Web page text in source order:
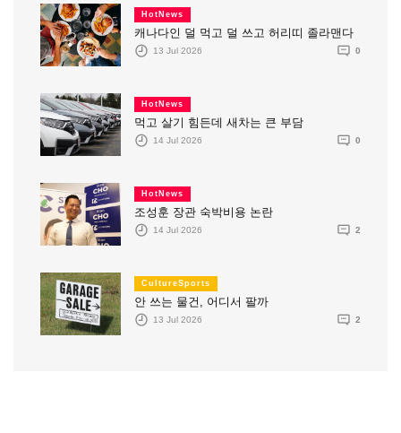
HotNews
캐나다인 덜 먹고 덜 쓰고 허리띠 졸라맨다
13 Jul 2026 0
HotNews
먹고 살기 힘든데 새차는 큰 부담
14 Jul 2026 0
HotNews
조성훈 장관 숙박비용 논란
14 Jul 2026 2
CultureSports
안 쓰는 물건, 어디서 팔까
13 Jul 2026 2